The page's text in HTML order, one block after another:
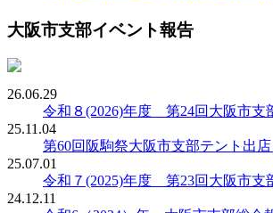
大阪市支部イベント報告
26.06.29
令和８(2026)年度 第24回大阪市支
25.11.04
第60回阪駒祭大阪市支部テント出
25.07.01
令和７(2025)年度 第23回大阪市支
24.12.11